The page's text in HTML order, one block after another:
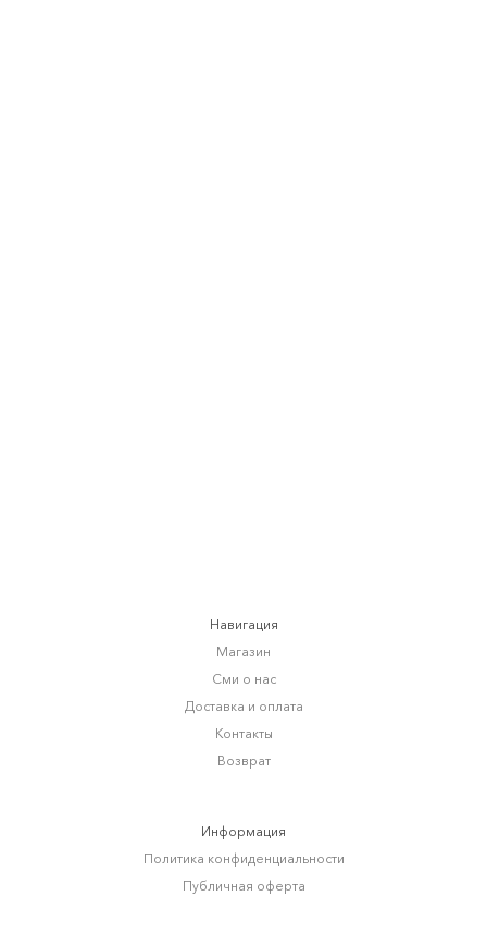
Навигация
Магазин
Сми о нас
Доставка и оплата
Контакты
Возврат
Информация
Политика конфиденциальности
Публичная оферта